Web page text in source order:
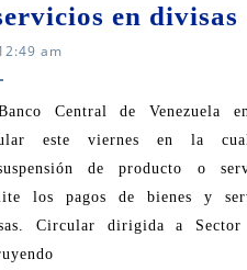
en divisas
am
este viernes en la
de producto o
los pagos de bienes y
Circular dirigida a Sector